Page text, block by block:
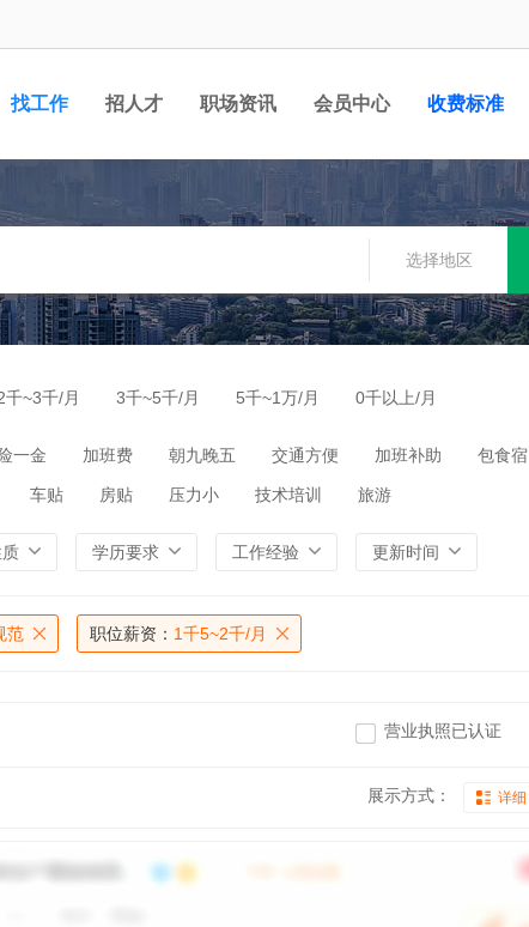
找工作 招人才 职场资讯 会员中心 收费标准
选择地区
千~3千/月 3千~5千/月 5千~1万/月 0千以上/月
一金 加班费 朝九晚五 交通方便 加班补助 包食宿
车贴 房贴 压力小 技术培训 旅游
学历要求 工作经验 更新时间
范 职位薪资： 1千5~2千/月
营业执照已认证
展示方式： 详细